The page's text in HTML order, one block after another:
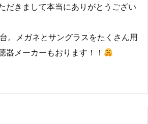
だきまして本当にありがとうござい
。メガネとサングラスをたくさん用
器メーカーもおります！！